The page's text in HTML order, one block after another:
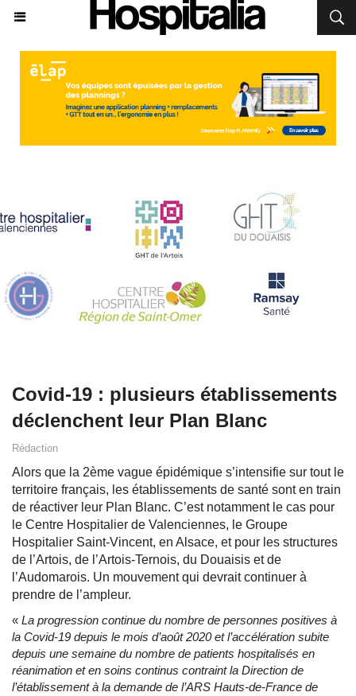
Covid-19 : plusieurs établissements
déclenchent leur Plan Blanc
Rédaction
Alors que la 2ème vague épidémique s’intensifie sur tout le
territoire français, les établissements de santé sont en train
de réactiver leur Plan Blanc. C’est notamment le cas pour
le Centre Hospitalier de Valenciennes, le Groupe
Hospitalier Saint-Vincent, en Alsace, et pour les structures
de l’Artois, de l’Artois-Ternois, du Douaisis et de
l’Audomarois. Un mouvement qui devrait continuer à
prendre de l’ampleur.
« La progression continue du nombre de personnes positives à
la Covid-19 depuis le mois d’août 2020 et l’accélération subite
depuis une semaine du nombre de patients hospitalisés en
réanimation et en soins continus contraint la Direction de
l’établissement à la demande de l’ARS Hauts-de-France de